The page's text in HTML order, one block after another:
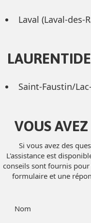
Laval (Laval-des-
Saint-Faustin/
VOUS
Si vous avez des
L'assistance est
conseils sont fournis
formulaire et une
Nom